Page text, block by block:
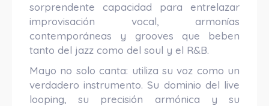
sorprendente capacidad para entrelazar
improvisación vocal, armonías
contemporáneas y grooves que beben
tanto del jazz como del soul y el R&B.
Mayo no solo canta: utiliza su voz como un
verdadero instrumento. Su dominio del live
looping, su precisión armónica y su